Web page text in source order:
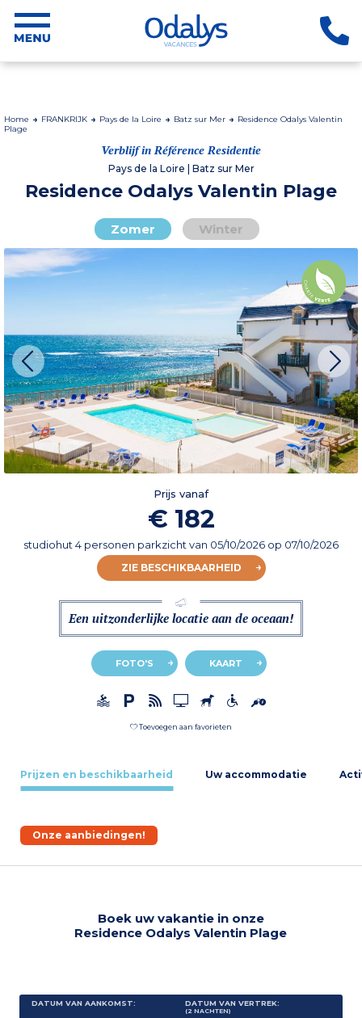
Home FRANKRIJK Pays de la Loire Batz sur Mer
Residence Odalys Valentin
Plage
Verblijf in Référence Residentie
Pays de la Loire | Batz sur Mer
Residence Odalys Valentin Plage
Zomer Winter
Prijs vanaf
€ 182
studiohut 4 personen parkzichtvan 05/10/2026 op 07/10/2026
ZIE BESCHIKBAARHEID
Een uitzonderlijke locatie aan de oceaan!
FOTO'S KAART
Toevoegen aan favorieten
Prijzen en beschikbaarheid Uw accommodatie
Onze aanbiedingen!
Boek uw vakantie in onze
Residence Odalys Valentin Plage
DATUM VAN AANKOMST: DATUM VAN VERTREK:
(2 NACHTEN)